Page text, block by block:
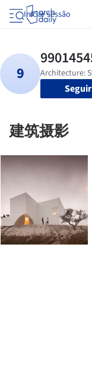
Iniciar sessão
Seguir
建筑摄影